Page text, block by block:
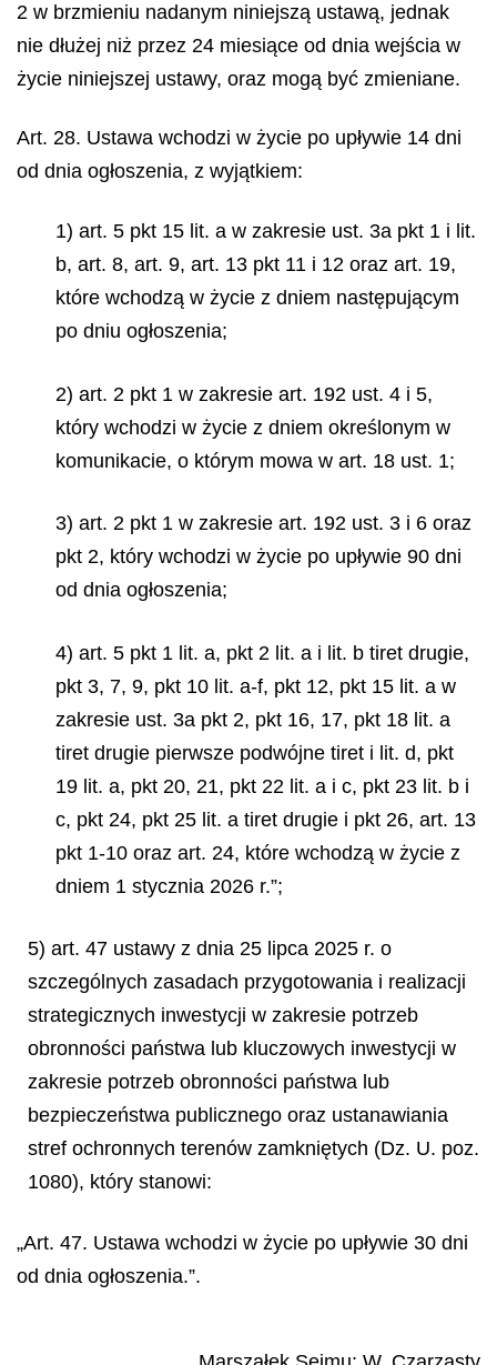
2 w brzmieniu nadanym niniejszą ustawą, jednak
nie dłużej niż przez 24 miesiące od dnia wejścia w
życie niniejszej ustawy, oraz mogą być zmieniane.
Art. 28. Ustawa wchodzi w życie po upływie 14 dni
od dnia ogłoszenia, z wyjątkiem:
1) art. 5 pkt 15 lit. a w zakresie ust. 3a pkt 1 i lit.
b, art. 8, art. 9, art. 13 pkt 11 i 12 oraz art. 19,
które wchodzą w życie z dniem następującym
po dniu ogłoszenia;
2) art. 2 pkt 1 w zakresie art. 192 ust. 4 i 5,
który wchodzi w życie z dniem określonym w
komunikacie, o którym mowa w art. 18 ust. 1;
3) art. 2 pkt 1 w zakresie art. 192 ust. 3 i 6 oraz
pkt 2, który wchodzi w życie po upływie 90 dni
od dnia ogłoszenia;
4) art. 5 pkt 1 lit. a, pkt 2 lit. a i lit. b tiret drugie,
pkt 3, 7, 9, pkt 10 lit. a-f, pkt 12, pkt 15 lit. a w
zakresie ust. 3a pkt 2, pkt 16, 17, pkt 18 lit. a
tiret drugie pierwsze podwójne tiret i lit. d, pkt
19 lit. a, pkt 20, 21, pkt 22 lit. a i c, pkt 23 lit. b i
c, pkt 24, pkt 25 lit. a tiret drugie i pkt 26, art. 13
pkt 1-10 oraz art. 24, które wchodzą w życie z
dniem 1 stycznia 2026 r.”;
5) art. 47 ustawy z dnia 25 lipca 2025 r. o
szczególnych zasadach przygotowania i realizacji
strategicznych inwestycji w zakresie potrzeb
obronności państwa lub kluczowych inwestycji w
zakresie potrzeb obronności państwa lub
bezpieczeństwa publicznego oraz ustanawiania
stref ochronnych terenów zamkniętych (Dz. U. poz.
1080), który stanowi:
„Art. 47. Ustawa wchodzi w życie po upływie 30 dni
od dnia ogłoszenia.”.